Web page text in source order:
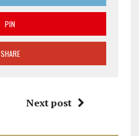
PIN
SHARE
Next post